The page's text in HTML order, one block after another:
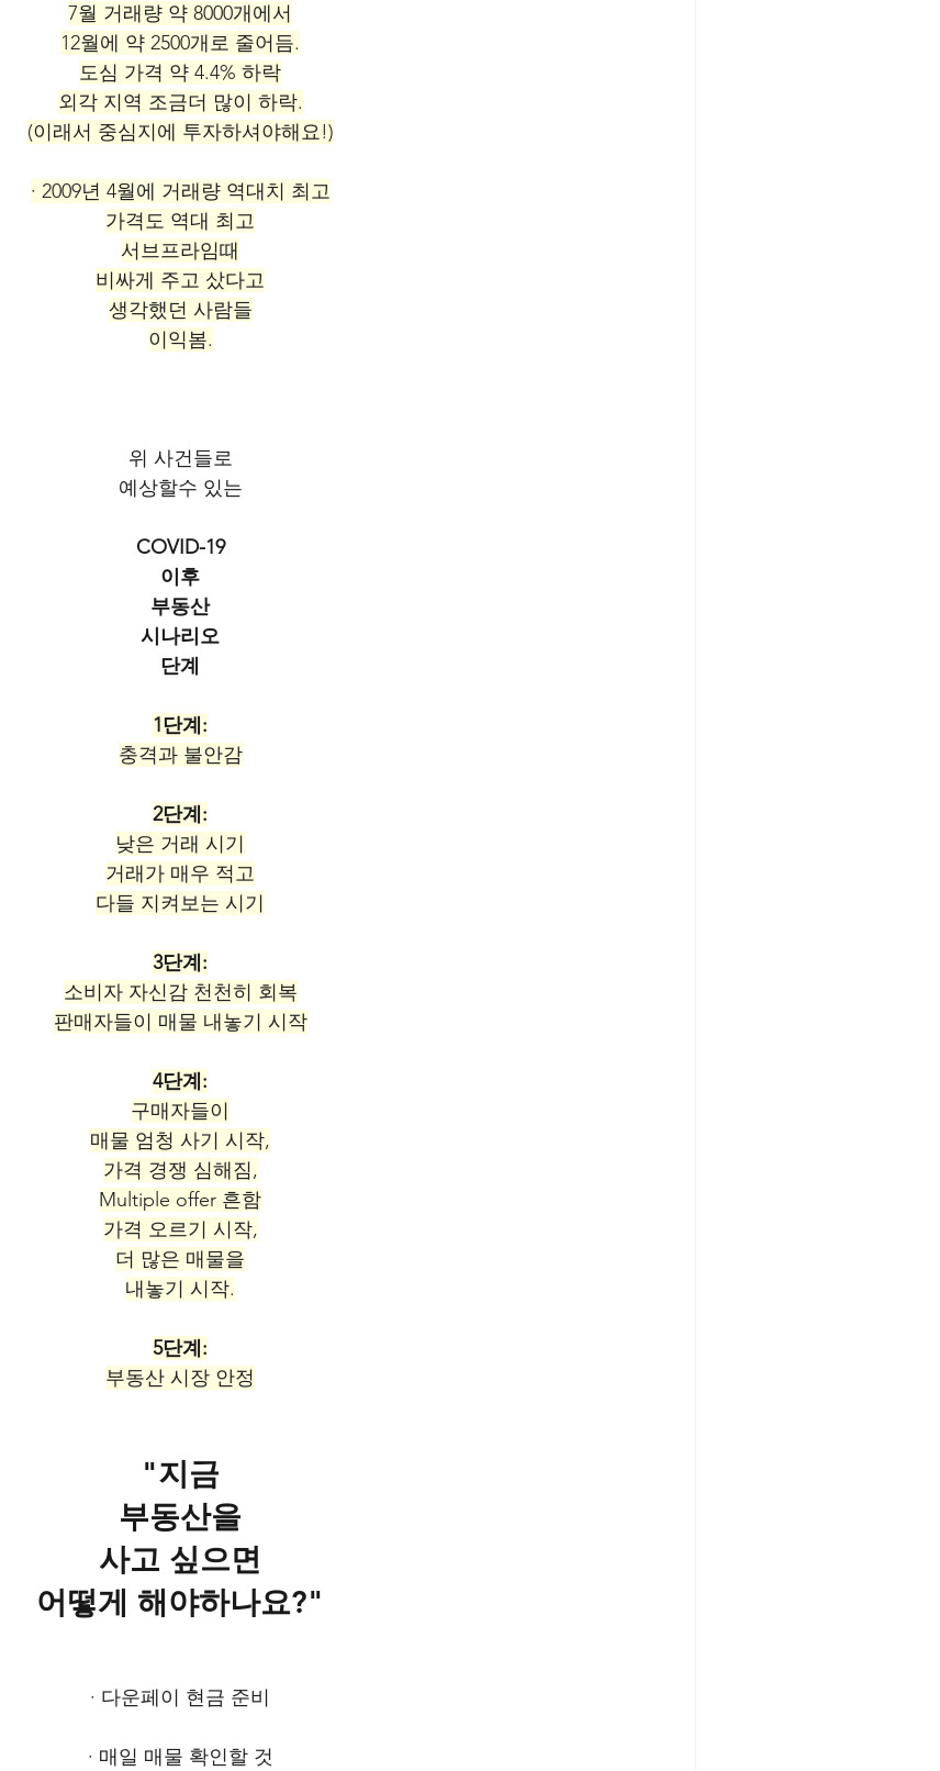
7월 거래량 약 8000개에서
12월에 약 2500개로 줄어듬.
도심 가격 약 4.4% 하락
외각 지역 조금더 많이 하락.
(이래서 중심지에 투자하셔야해요!)
· 2009년 4월에 거래량 역대치 최고
가격도 역대 최고
서브프라임때
비싸게 주고 샀다고
생각했던 사람들
이익봄.
위 사건들로
예상할수 있는
COVID-19
이후
부동산
시나리오
단계
1단계:
충격과 불안감
2단계:
낮은 거래 시기
거래가 매우 적고
다들 지켜보는 시기
3단계:
소비자 자신감 천천히 회복
판매자들이 매물 내놓기 시작
4단계:
구매자들이
매물 엄청 사기 시작,
가격 경쟁 심해짐,
Multiple offer 흔함
가격 오르기 시작,
더 많은 매물을
내놓기 시작.
5단계:
부동산 시장 안정
"지금
부동산을
사고 싶으면
어떻게 해야하나요?"
· 다운페이 현금 준비
· 매일 매물 확인할 것